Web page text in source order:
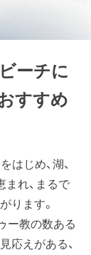
ーチに
すすめ
はじめ、湖、
れ、まるで
ります。
ー教の数ある
応えがある、